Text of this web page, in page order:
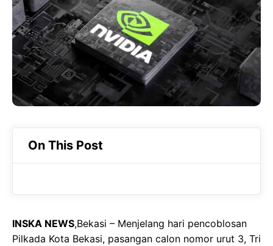
b
o
o
k
s
A
p
p
r
a
m
On This Post
INSKA NEWS,Bekasi – Menjelang hari pencoblosan
Pilkada Kota Bekasi, pasangan calon nomor urut 3, Tri